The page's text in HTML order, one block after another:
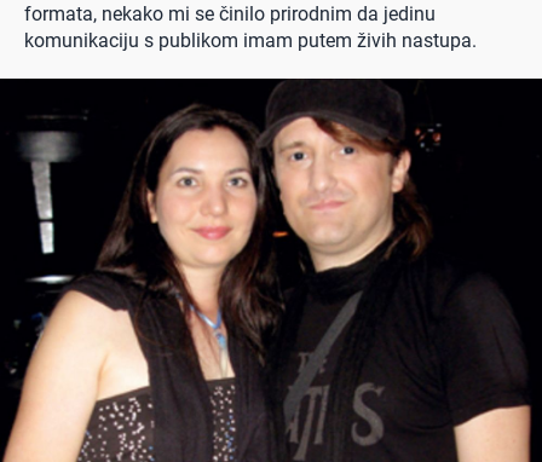
formata, nekako mi se činilo prirodnim da jedinu
komunikaciju s publikom imam putem živih nastupa.